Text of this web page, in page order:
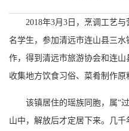
2018年3月3日，烹调工艺
名学生，参加清远市连山县三
作，得到清远市旅游协会和连
收集地方饮食习俗、菜肴制作原
该镇居住的瑶族同胞，属“
山中，解放后才定居下来。几